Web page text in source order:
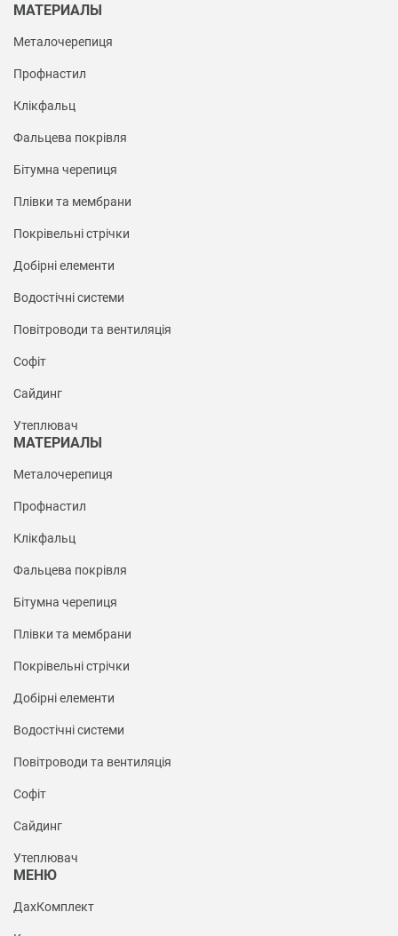
МАТЕРИАЛЫ
Металочерепиця
Профнастил
Клікфальц
Фальцева покрівля
Бітумна черепиця
Плівки та мембрани
Покрівельні стрічки
Добірні елементи
Водостічні системи
Повітроводи та вентиляція
Софіт
Сайдинг
Утеплювач
МАТЕРИАЛЫ
Металочерепиця
Профнастил
Клікфальц
Фальцева покрівля
Бітумна черепиця
Плівки та мембрани
Покрівельні стрічки
Добірні елементи
Водостічні системи
Повітроводи та вентиляція
Софіт
Сайдинг
Утеплювач
МЕНЮ
ДахКомплект